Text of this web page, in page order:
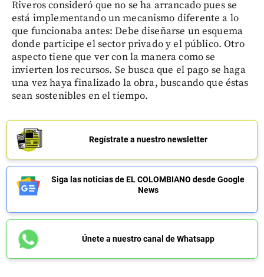
Riveros consideró que no se ha arrancado pues se
está implementando un mecanismo diferente a lo
que funcionaba antes: Debe diseñarse un esquema
donde participe el sector privado y el público. Otro
aspecto tiene que ver con la manera como se
invierten los recursos. Se busca que el pago se haga
una vez haya finalizado la obra, buscando que éstas
sean sostenibles en el tiempo.
Regístrate a nuestro newsletter
Siga las noticias de EL COLOMBIANO desde Google
News
Únete a nuestro canal de Whatsapp